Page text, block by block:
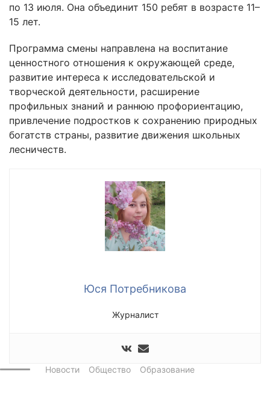
по 13 июля. Она объединит 150 ребят в возрасте 11–
15 лет.
Программа смены направлена на воспитание
ценностного отношения к окружающей среде,
развитие интереса к исследовательской и
творческой деятельности, расширение
профильных знаний и раннюю профориентацию,
привлечение подростков к сохранению природных
богатств страны, развитие движения школьных
лесничеств.
Юся Потребникова
Журналист
Новости Общество Образование